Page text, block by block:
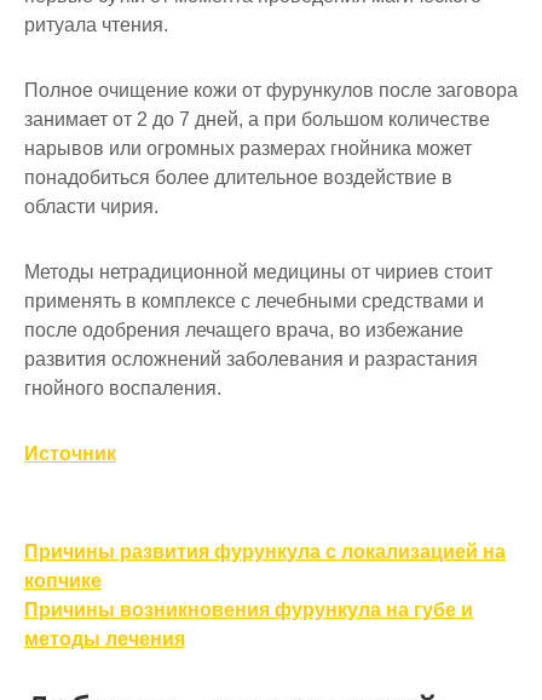
ритуала чтения.
Полное очищение кожи от фурункулов после заговора
занимает от 2 до 7 дней, а при большом количестве
нарывов или огромных размерах гнойника может
понадобиться более длительное воздействие в
области чирия.
Методы нетрадиционной медицины от чириев стоит
применять в комплексе с лечебными средствами и
после одобрения лечащего врача, во избежание
развития осложнений заболевания и разрастания
гнойного воспаления.
Источник
Навигация
по
записям
Причины развития фурункула с локализацией на
копчике
Причины возникновения фурункула на губе и
методы лечения